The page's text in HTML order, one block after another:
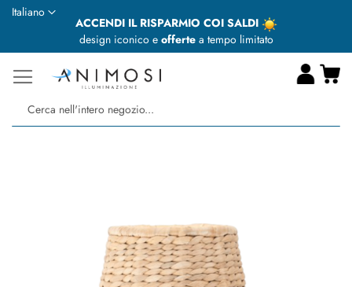
ACCENDI IL RISPARMIO COI SALDI
design iconico e offertea tempo limitato
Lingua
Italiano